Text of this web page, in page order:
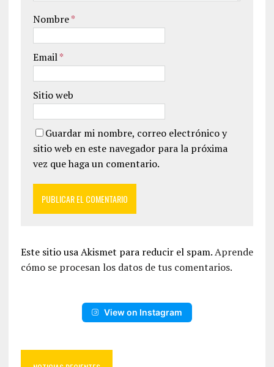
Nombre*
Email*
Sitio web
Guardar mi nombre, correo electrónico y
sitio web en este navegador para la próxima
vez que haga un comentario.
Este sitio usa Akismet para reducir el spam.Aprende
cómo se procesan los datos de tus comentarios.
View on Instagram